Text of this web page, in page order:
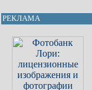
РЕКЛАМА